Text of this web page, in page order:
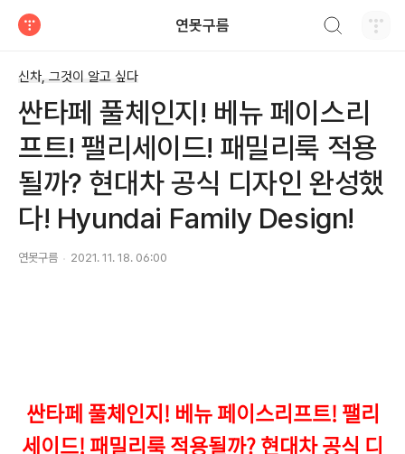
연못구름
신차, 그것이 알고 싶다
싼타페 풀체인지! 베뉴 페이스리
프트! 팰리세이드! 패밀리룩 적용
될까? 현대차 공식 디자인 완성했
다! Hyundai Family Design!
연못구름 2021. 11. 18. 06:00
싼타페 풀체인지! 베뉴 페이스리프트! 팰리
세이드! 패밀리룩 적용될까? 현대차 공식 디